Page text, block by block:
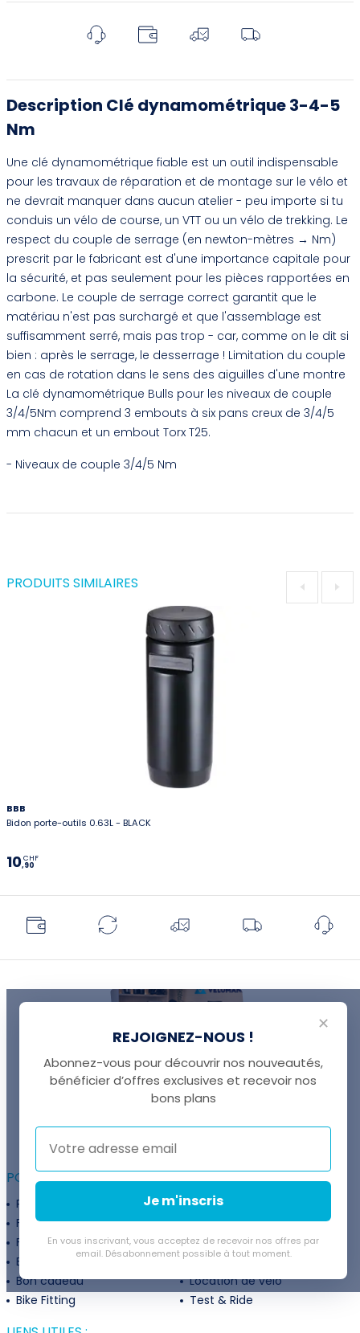
Description Clé dynamométrique 3-4-5
Nm
Une clé dynamométrique fiable est un outil indispensable
pour les travaux de réparation et de montage sur le vélo et
ne devrait manquer dans aucun atelier - peu importe si tu
conduis un vélo de course, un VTT ou un vélo de trekking. Le
respect du couple de serrage (en newton-mètres → Nm)
prescrit par le fabricant est d'une importance capitale pour
la sécurité, et pas seulement pour les pièces rapportées en
carbone. Le couple de serrage correct garantit que le
matériau n'est pas surchargé et que l'assemblage est
suffisamment serré, mais pas trop - car, comme on le dit si
bien : après le serrage, le desserrage ! Limitation du couple
en cas de rotation dans le sens des aiguilles d'une montre
La clé dynamométrique Bulls pour les niveaux de couple
3/4/5Nm comprend 3 embouts à six pans creux de 3/4/5
mm chacun et un embout Torx T25.
- Niveaux de couple 3/4/5 Nm
PRODUITS SIMILAIRES
BBB
Bidon porte-outils 0.63L - BLACK
10,90
CHF
UNE QUESTION ?
+41 22 307 02 00
POUR ALLER PLUS LOIN :
Programme fidélité
Entreprises
Financement
Services
Flexibilité de paiement
Subventions
Extension de garantie
Politique de retour
Bon cadeau
Location de vélo
Bike Fitting
Test & Ride
✕
REJOIGNEZ-NOUS !
Abonnez-vous pour découvrir nos nouveautés,
bénéficier d’offres exclusives et recevoir nos
bons plans
Je m'inscris
En vous inscrivant, vous acceptez de recevoir nos offres par
email. Désabonnement possible à tout moment.